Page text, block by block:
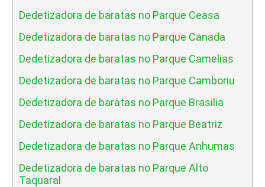
Dedetizadora de baratas no Parque Ceasa
Dedetizadora de baratas no Parque Canada
Dedetizadora de baratas no Parque Camelias
Dedetizadora de baratas no Parque Camboriu
Dedetizadora de baratas no Parque Brasilia
Dedetizadora de baratas no Parque Beatriz
Dedetizadora de baratas no Parque Anhumas
Dedetizadora de baratas no Parque Alto
Taquaral